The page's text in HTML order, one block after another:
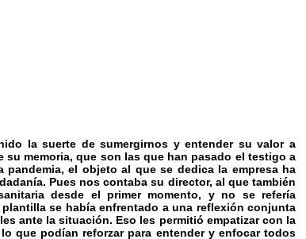
la suerte de sumergirnos y entender su valor a
memoria, que son las que han pasado el testigo a
el objeto al que se dedica la empresa ha
Pues nos contaba su director, al que también
desde el primer momento, y no se refería
se había enfrentado a una reflexión conjunta
ante la situación. Eso les permitió empatizar con la
que podían reforzar para entender y enfocar todos